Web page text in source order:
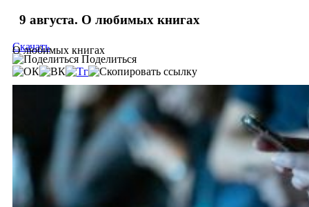
9 августа. О любимых книгах
О любимых книгах
Скачать
Поделиться